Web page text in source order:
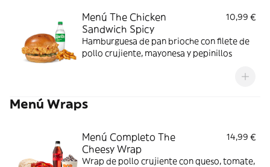
Menú The Chicken
Sandwich Spicy
10,99 €
Hamburguesa de pan brioche con filete de
pollo crujiente, mayonesa y pepinillos
Menú Wraps
Menú Completo The
Cheesy Wrap
14,99 €
Wrap de pollo crujiente con queso, tomate,